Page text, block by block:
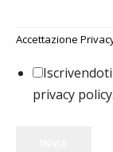
Accettazione
privacy policy.